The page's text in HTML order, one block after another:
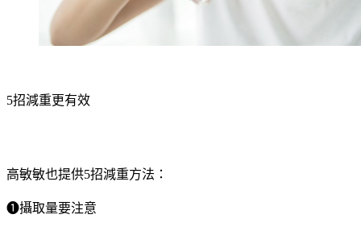
5招減重更有效
高敏敏也提供5招減重方法：
❶攝取量要注意